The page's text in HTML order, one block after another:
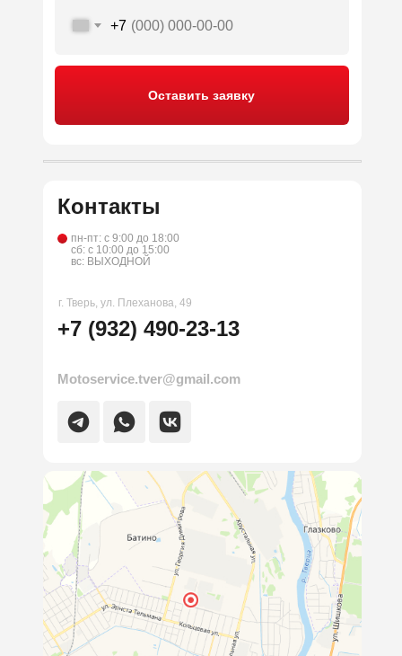
г. Тверь, ул. Плеханова, 49
Контакты
+7 (932) 490-23-13
пн-пт: с 9:00 до 18:00
сб: с 10:00 до 15:00
вс: ВЫХОДНОЙ
Motoservice.tver@gmail.com
+7
Оставить заявку